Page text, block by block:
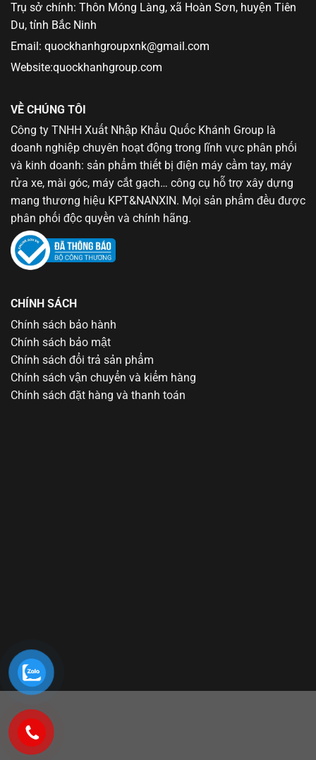
Trụ sở chính: Thôn Móng Làng, xã Hoàn Sơn, huyện Tiên
Du, tỉnh Bắc Ninh
Email: quockhanhgroupxnk@gmail.com
Website:quockhanhgroup.com
VỀ CHÚNG TÔI
Công ty TNHH Xuất Nhập Khẩu Quốc Khánh Group là
doanh nghiệp chuyên hoạt động trong lĩnh vực phân phối
và kinh doanh: sản phẩm thiết bị điện máy cầm tay, máy
rửa xe, mài góc, máy cắt gạch… công cụ hỗ trợ xây dựng
mang thương hiệu KPT&NANXIN. Mọi sản phẩm đều được
phân phối độc quyền và chính hãng.
CHÍNH SÁCH
Chính sách bảo hành
Chính sách bảo mật
Chính sách đổi trả sản phẩm
Chính sách vận chuyển và kiểm hàng
Chính sách đặt hàng và thanh toán